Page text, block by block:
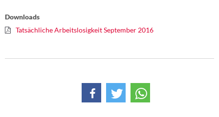
Über mich
Downloads
Tatsächliche Arbeitslosigkeit September 2016